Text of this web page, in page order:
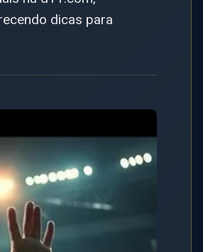
dicas para